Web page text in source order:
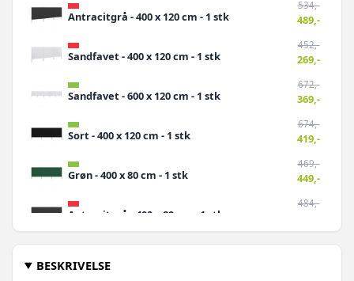
BESKRIVELSE
Antracitgrå - 400 x 120 cm - 1 stk
534,-
489,-
Sandfavet - 400 x 120 cm - 1 stk
452,-
269,-
Sandfavet - 600 x 120 cm - 1 stk
672,-
369,-
Sort - 400 x 120 cm - 1 stk
674,-
419,-
Grøn - 400 x 80 cm - 1 stk
469,-
449,-
Antracitgrå - 400 x 80 cm - 1 stk
484,-
757,-